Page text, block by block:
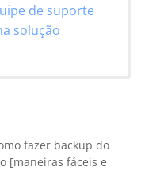
de suporte
solução
fazer backup do
[maneiras fáceis e